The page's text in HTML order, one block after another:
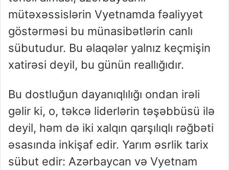
mütəxəssislərin Vyetnamda fəaliyyət
göstərməsi bu münasibətlərin canlı
sübutudur. Bu əlaqələr yalnız keçmişin
xatirəsi deyil, bu günün reallığıdır.
Bu dostluğun dayanıqlılığı ondan irəli
gəlir ki, o, təkcə liderlərin təşəbbüsü ilə
deyil, həm də iki xalqın qarşılıqlı rəğbəti
əsasında inkişaf edir. Yarım əsrlik tarix
sübut edir: Azərbaycan və Vyetnam